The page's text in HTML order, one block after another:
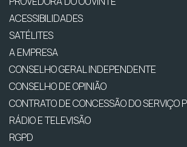
ACESSIBILIDADES
SATÉLITES
A EMPRESA
CONSELHO GERAL INDEPENDENTE
CONSELHO DE OPINIÃO
CONTRATO DE CONCESSÃO DO SERVIÇO
RÁDIO E TELEVISÃO
RGPD